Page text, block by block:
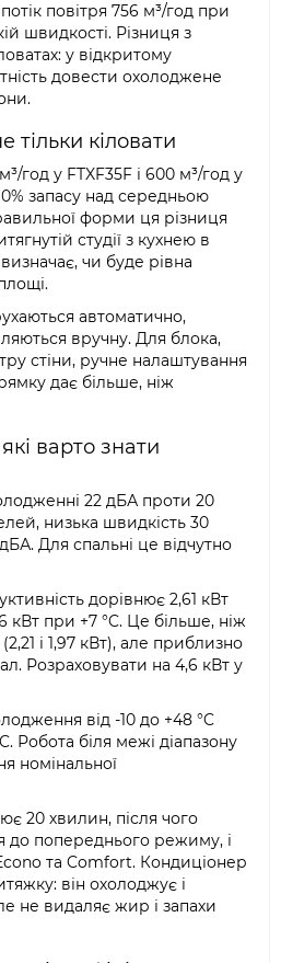
повітря 756 м³/год при
швидкості. Різниця з
у відкритому
довести охолоджене
тільки кіловати
год у FTXF35F і 600 м³/год у
запасу над середньою
форми ця різниця
студії з кухнею в
чи буде рівна
автоматично,
вручну. Для блока,
стіни, ручне налаштування
дає більше, ніж
варто знати
22 дБА проти 20
низька швидкість 30
Для спальні це відчутно
дорівнює 2,61 кВт
кВт при +7 °C. Це більше, ніж
і 1,97 кВт), але приблизно
Розраховувати на 4,6 кВт у
від -10 до +48 °C
Робота біля межі діапазону
номінальної
20 хвилин, після чого
до попереднього режиму, і
та Comfort. Кондиціонер
він охолоджує і
не видаляє жир і запахи